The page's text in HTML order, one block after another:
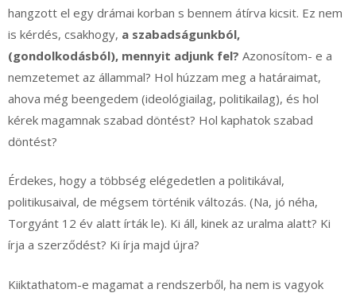
hangzott el egy drámai korban s bennem átírva kicsit. Ez nem
is kérdés, csakhogy, a szabadságunkból,
(gondolkodásból), mennyit adjunk fel? Azonosítom- e a
nemzetemet az állammal? Hol húzzam meg a határaimat,
ahova még beengedem (ideológiailag, politikailag), és hol
kérek magamnak szabad döntést? Hol kaphatok szabad
döntést?
Érdekes, hogy a többség elégedetlen a politikával,
politikusaival, de mégsem történik változás. (Na, jó néha,
Torgyánt 12 év alatt írták le). Ki áll, kinek az uralma alatt? Ki
írja a szerződést? Ki írja majd újra?
Kiiktathatom-e magamat a rendszerből, ha nem is vagyok